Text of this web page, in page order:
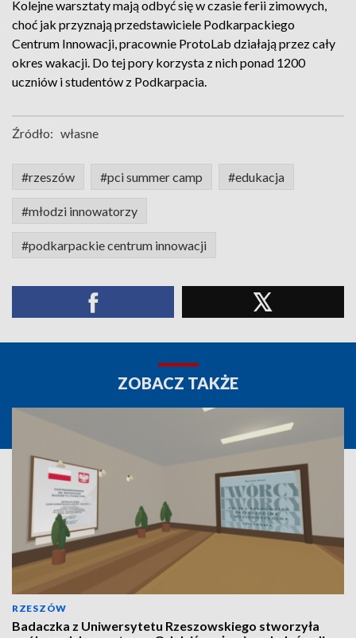
Kolejne warsztaty mają odbyć się w czasie ferii zimowych,
choć jak przyznają przedstawiciele Podkarpackiego
Centrum Innowacji, pracownie ProtoLab działają przez cały
okres wakacji. Do tej pory korzysta z nich ponad 1200
uczniów i studentów z Podkarpacia.
Źródło: własne
#rzeszów #pci summer camp #edukacja
#młodzi innowatorzy
#podkarpackie centrum innowacji
ZOBACZ TAKŻE
RZESZÓW
Badaczka z Uniwersytetu Rzeszowskiego stworzyła